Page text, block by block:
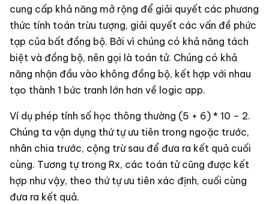
cung cấp khả năng mở rộng để giải quyết các phương
thức tính toán trừu tượng, giải quyết các vấn đề phức
tạp của bất đồng bộ. Bởi vì chúng có khả năng tách
biệt và đồng bộ, nên gọi là toán tử. Chúng có khả
năng nhận đầu vào không đồng bộ, kết hợp với nhau
tạo thành 1 bức tranh lớn hơn về logic app.
Ví dụ phép tính số học thông thường (5 + 6) * 10 – 2.
Chúng ta vận dụng thứ tự ưu tiên trong ngoặc trước,
nhân chia trước, cộng trừ sau để đưa ra kết quả cuối
cùng. Tương tự trong Rx, các toán tử cũng được kết
hợp như vậy, theo thứ tự ưu tiên xác định, cuối cùng
đưa ra kết quả.